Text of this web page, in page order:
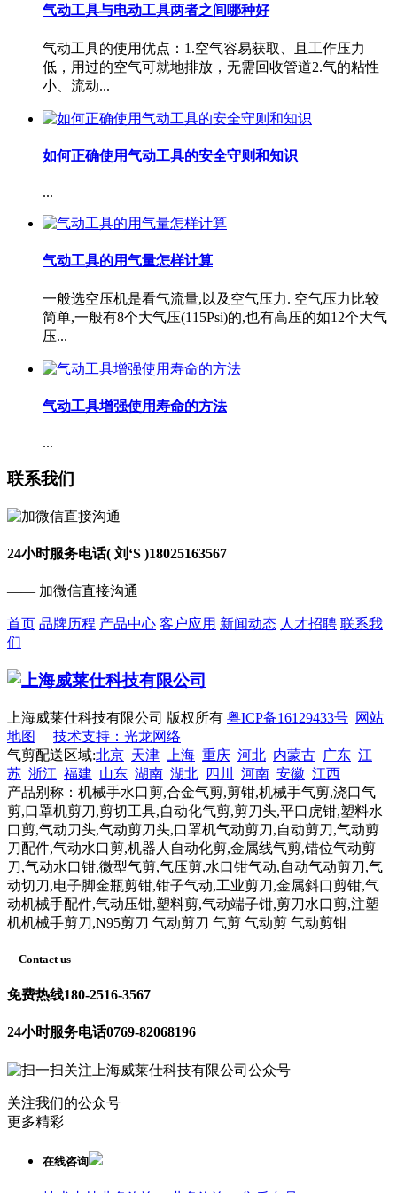
气动工具与电动工具两者之间哪种好
气动工具的使用优点：1.空气容易获取、且工作压力
低，用过的空气可就地排放，无需回收管道2.气的粘性
小、流动...
如何正确使用气动工具的安全守则和知识
...
气动工具的用气量怎样计算
一般选空压机是看气流量,以及空气压力. 空气压力比较
简单,一般有8个大气压(115Psi)的,也有高压的如12个大气
压...
气动工具增强使用寿命的方法
...
联系我们
24小时服务电话( 刘‘S )18025163567
—— 加微信直接沟通
首页 品牌历程 产品中心 客户应用 新闻动态 人才招聘 联系我
们
上海威莱仕科技有限公司 版权所有 粤ICP备16129433号 网站
地图
技术支持：光龙网络
气剪配送区域:北京 天津 上海 重庆 河北 内蒙古 广东 江
苏 浙江 福建 山东 湖南 湖北 四川 河南 安徽 江西
产品别称：机械手水口剪,合金气剪,剪钳,机械手气剪,浇口气
剪,口罩机剪刀,剪切工具,自动化气剪,剪刀头,平口虎钳,塑料水
口剪,气动刀头,气动剪刀头,口罩机气动剪刀,自动剪刀,气动剪
刀配件,气动水口剪,机器人自动化剪,金属线气剪,错位气动剪
刀,气动水口钳,微型气剪,气压剪,水口钳气动,自动气动剪刀,气
动切刀,电子脚金瓶剪钳,钳子气动,工业剪刀,金属斜口剪钳,气
动机械手配件,气动压钳,塑料剪,气动端子钳,剪刀水口剪,注塑
机机械手剪刀,N95剪刀 气动剪刀 气剪 气动剪 气动剪钳
—Contact us
免费热线180-2516-3567
24小时服务电话0769-82068196
关注我们的公众号
更多精彩
在线咨询